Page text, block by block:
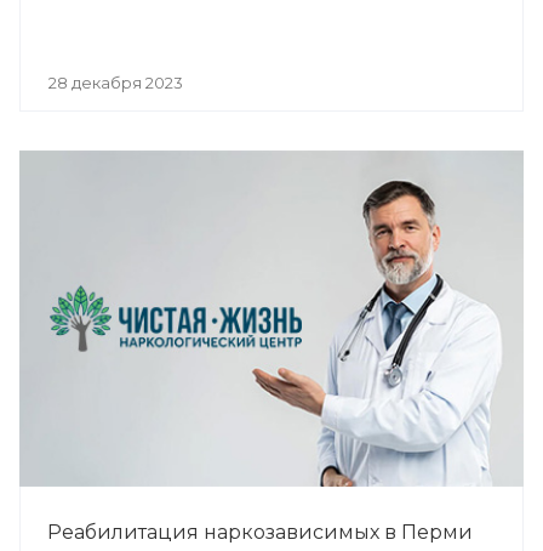
28 декабря 2023
Реабилитация наркозависимых в Перми